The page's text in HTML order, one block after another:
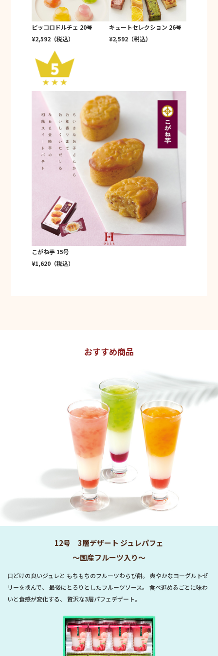
ピッコロドルチェ 20号
¥2,592（税込）
キュートセレクション 26号
¥2,592（税込）
こがね芋 15号
¥1,620（税込）
おすすめ商品
12号 3層デザート ジュレパフェ
～国産フルーツ入り～
口どけの良いジュレと もちもちのフルーツわらび餅。 爽やかなヨーグルトゼ
リーを挟んで、 最後にとろりとしたフルーツソース。 食べ進めるごとに味わ
いと食感が変化する、 贅沢な3層パフェデザート。